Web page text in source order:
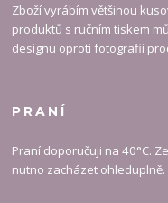
Zboží vyrábím většinou
produktů s ručním tiskem
designu oproti fotografii
PRANÍ
Praní doporučuji na 40°C.
nutno zacházet